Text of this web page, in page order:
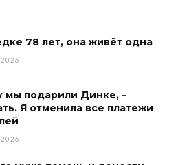
78 лет, она живёт одна
мы подарили Динке, –
Я отменила все платежи